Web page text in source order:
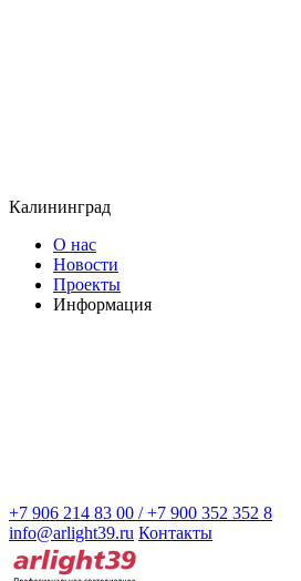
Калининград
О нас
Новости
Проекты
Информация
+7 906 214 83 00 / +7 900 352 352 8
info@arlight39.ru Контакты